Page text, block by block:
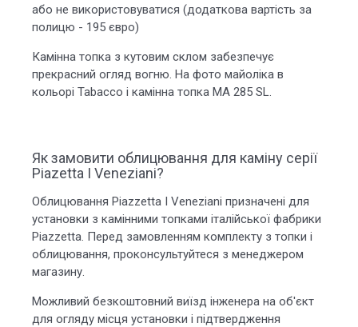
або не використовуватися (додаткова вартість за
полицю - 195 євро)
Камінна топка з кутовим склом забезпечує
прекрасний огляд вогню. На фото майоліка в
кольорі Tabacco і камінна топка MA 285 SL.
Як замовити облицювання для каміну серії
Piazetta I Veneziani?
Облицювання Piazzetta I Veneziani призначені для
установки з камінними топками італійської фабрики
Piazzetta. Перед замовленням комплекту з топки і
облицювання, проконсультуйтеся з менеджером
магазину.
Можливий безкоштовний виїзд інженера на об'єкт
для огляду місця установки і підтвердження